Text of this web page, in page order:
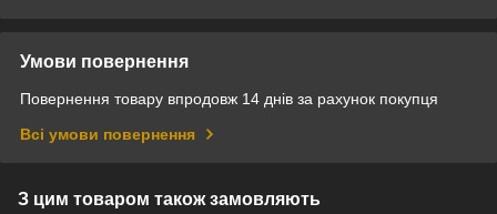
Умови повернення
Повернення товару впродовж 14 днів за рахунок покупця
Всі умови повернення
З цим товаром також замовляють